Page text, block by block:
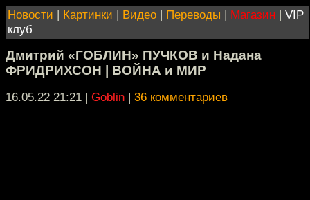
Новости | Картинки | Видео | Переводы | Магазин | VIP
клуб
Дмитрий «ГОБЛИН» ПУЧКОВ и Надана
ФРИДРИХСОН | ВОЙНА и МИР
16.05.22 21:21 | Goblin | 36 комментариев